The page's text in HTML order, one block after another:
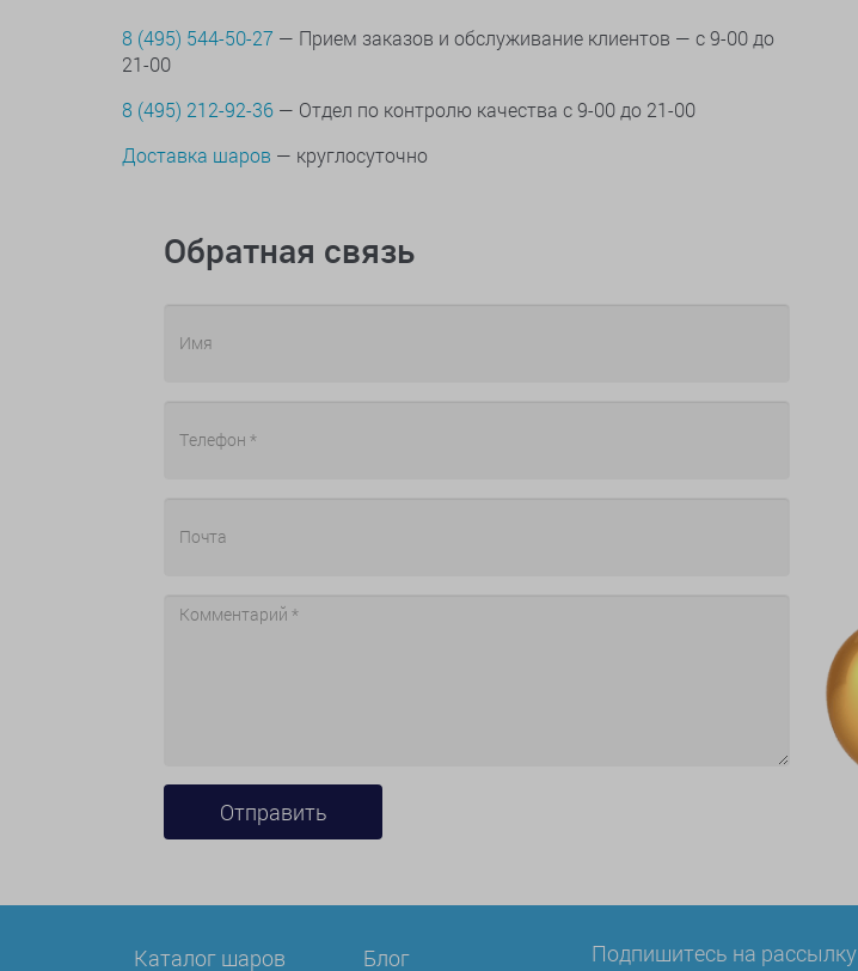
8 (495) 544-50-27 — Прием заказов и обслуживание клиентов — с 9-00 до
21-00
8 (495) 212-92-36 — Отдел по контролю качества с 9-00 до 21-00
Доставка шаров — круглосуточно
Обратная связь
Каталог шаров Блог Подпишитесь на рассылку